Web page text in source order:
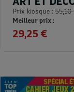
Prix kiosque : 55,10
Meilleur prix :
29,25 €